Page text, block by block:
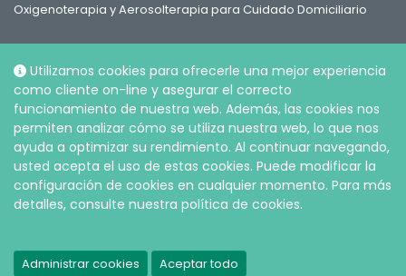
Utilizamos cookies para ofrecerle una mejor experiencia
como cliente on-line y asegurar el correcto
funcionamiento de nuestra web. Además, las cookies nos
permiten analizar cómo se utiliza nuestra web, lo que nos
ayuda a optimizar su rendimiento. Al continuar navegando,
usted acepta el uso de estas cookies. Puede modificar la
configuración de cookies en cualquier momento. Para más
detalles, consulte nuestra política de cookies.
Administrar cookies Aceptar todo
Oxigenoterapia y Aerosolterapia para Cuidado Domiciliario
Social
© Intersurgical S.L.U, 2026 |Política de Privacidad y Cookies